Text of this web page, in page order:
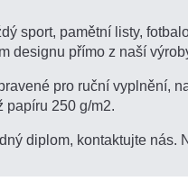
sport, pamětní listy,
designu přímo z naší
pro ruční vyplnění,
papíru 250 g/m2.
diplom, kontaktujte